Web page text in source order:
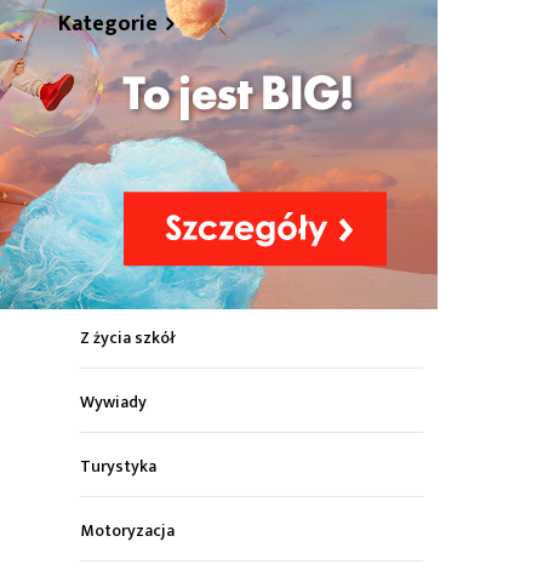
Kategorie
Z życia miasta
Sport
Kultura
Wiadomości z regionu
Z życia szkół
Wywiady
Turystyka
Motoryzacja